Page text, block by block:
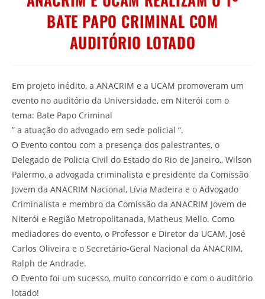
BATE PAPO CRIMINAL COM
AUDITÓRIO LOTADO
Em projeto inédito, a ANACRIM e a UCAM promoveram um
evento no auditório da Universidade, em Niterói com o
tema: Bate Papo Criminal
” a atuação do advogado em sede policial “.
O Evento contou com a presença dos palestrantes, o
Delegado de Policia Civil do Estado do Rio de Janeiro,, Wilson
Palermo, a advogada criminalista e presidente da Comissão
Jovem da ANACRIM Nacional, Lívia Madeira e o Advogado
Criminalista e membro da Comissão da ANACRIM Jovem de
Niterói e Região Metropolitanada, Matheus Mello. Como
mediadores do evento, o Professor e Diretor da UCAM, José
Carlos Oliveira e o Secretário-Geral Nacional da ANACRIM,
Ralph de Andrade.
O Evento foi um sucesso, muito concorrido e com o auditório
lotado!